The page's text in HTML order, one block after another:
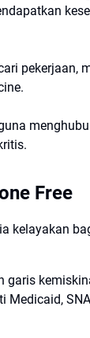
pekerjaan,
Free
kelayakan
garis